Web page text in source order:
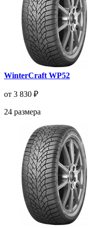
WinterCraft WP52
от 3 830 ₽
24 размера